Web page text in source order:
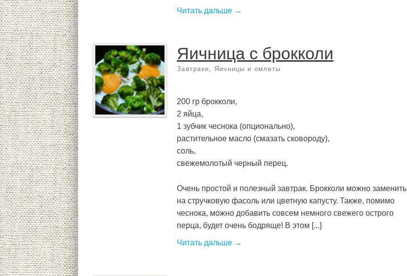
Читать дальше →
Яичница с брокколи
Завтраки, Яичницы и омлеты
200 гр брокколи,
2 яйца,
1 зубчик чеснока (опционально),
растительное масло (смазать сковороду),
соль,
свежемолотый черный перец.
Очень простой и полезный завтрак. Брокколи можно заменить
на стручковую фасоль или цветную капусту. Также, помимо
чеснока, можно добавить совсем немного свежего острого
перца, будет очень бодряще! В этом [...]
Читать дальше →